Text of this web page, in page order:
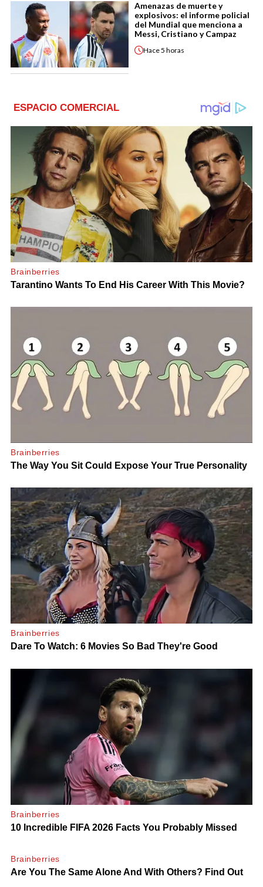
Amenazas de muerte y
explosivos: el informe policial
del Mundial que menciona a
Messi, Cristiano y Campaz
Hace5 horas